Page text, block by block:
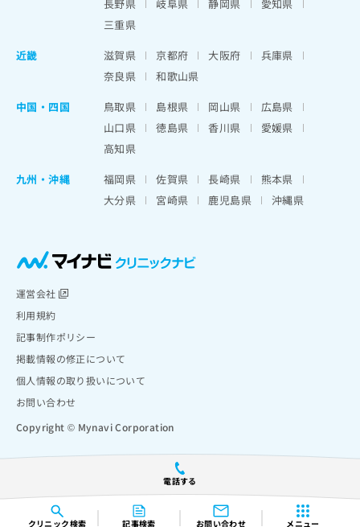
クリニック検索 記事検索 お問い合わせ メニュー
電話する
長野県
岐阜県 静岡県
愛知県
三重県
近畿
滋賀県 京都府 大阪府
兵庫県
奈良県
和歌山県
中国・四国
鳥取県 島根県 岡山県
広島県
山口県
徳島県 香川県
愛媛県
高知県
九州・沖縄
福岡県 佐賀県 長崎県
熊本県
大分県
宮崎県 鹿児島県 沖縄県
運営会社
利用規約
記事制作ポリシー
掲載情報の修正について
個人情報の取り扱いについて
お問い合わせ
Copyright © Mynavi Corporation